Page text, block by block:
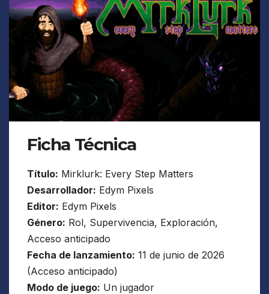
Ficha Técnica
Título: Mirklurk: Every Step Matters
Desarrollador: Edym Pixels
Editor: Edym Pixels
Género: Rol, Supervivencia, Exploración,
Acceso anticipado
Fecha de lanzamiento: 11 de junio de 2026
(Acceso anticipado)
Modo de juego: Un jugador